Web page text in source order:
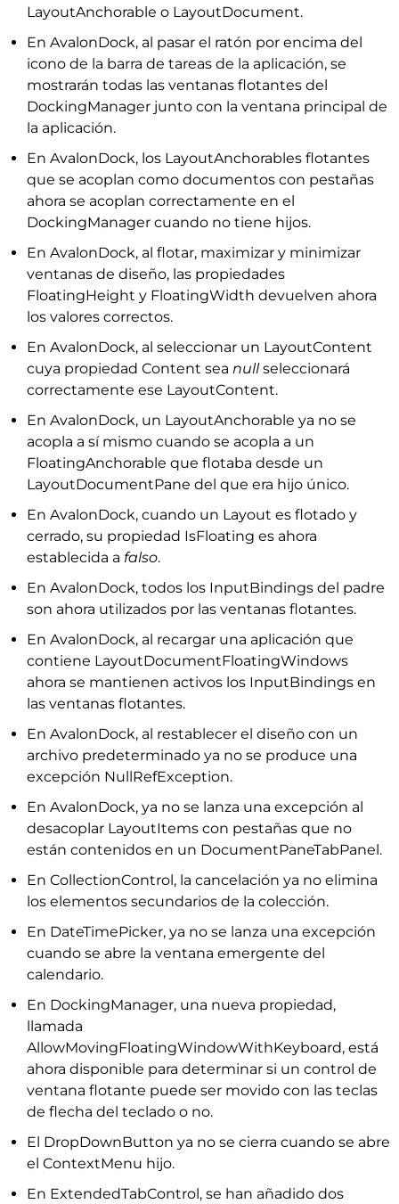
LayoutAnchorable o LayoutDocument.
En AvalonDock, al pasar el ratón por encima del
icono de la barra de tareas de la aplicación, se
mostrarán todas las ventanas flotantes del
DockingManager junto con la ventana principal de
la aplicación.
En AvalonDock, los LayoutAnchorables flotantes
que se acoplan como documentos con pestañas
ahora se acoplan correctamente en el
DockingManager cuando no tiene hijos.
En AvalonDock, al flotar, maximizar y minimizar
ventanas de diseño, las propiedades
FloatingHeight y FloatingWidth devuelven ahora
los valores correctos.
En AvalonDock, al seleccionar un LayoutContent
cuya propiedad Content sea nullseleccionará
correctamente ese LayoutContent.
En AvalonDock, un LayoutAnchorable ya no se
acopla a sí mismo cuando se acopla a un
FloatingAnchorable que flotaba desde un
LayoutDocumentPane del que era hijo único.
En AvalonDock, cuando un Layout es flotado y
cerrado, su propiedad IsFloating es ahora
establecida a falso.
En AvalonDock, todos los InputBindings del padre
son ahora utilizados por las ventanas flotantes.
En AvalonDock, al recargar una aplicación que
contiene LayoutDocumentFloatingWindows
ahora se mantienen activos los InputBindings en
las ventanas flotantes.
En AvalonDock, al restablecer el diseño con un
archivo predeterminado ya no se produce una
excepción NullRefException.
En AvalonDock, ya no se lanza una excepción al
desacoplar LayoutItems con pestañas que no
están contenidos en un DocumentPaneTabPanel.
En CollectionControl, la cancelación ya no elimina
los elementos secundarios de la colección.
En DateTimePicker, ya no se lanza una excepción
cuando se abre la ventana emergente del
calendario.
En DockingManager, una nueva propiedad,
llamada
AllowMovingFloatingWindowWithKeyboard, está
ahora disponible para determinar si un control de
ventana flotante puede ser movido con las teclas
de flecha del teclado o no.
El DropDownButton ya no se cierra cuando se abre
el ContextMenu hijo.
En ExtendedTabControl, se han añadido dos